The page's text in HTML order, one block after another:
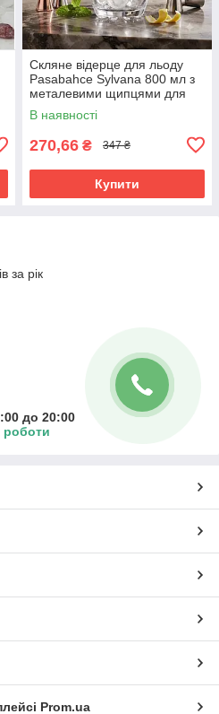
Скляне відерце для льоду
Pasabahce Sylvana 800 мл з
металевими щипцями для
бару та сервірування напоїв
53628-6
В наявності
270,66 ₴ 347 ₴
Купити
за рік
до 20:00
роботи
Prom.ua